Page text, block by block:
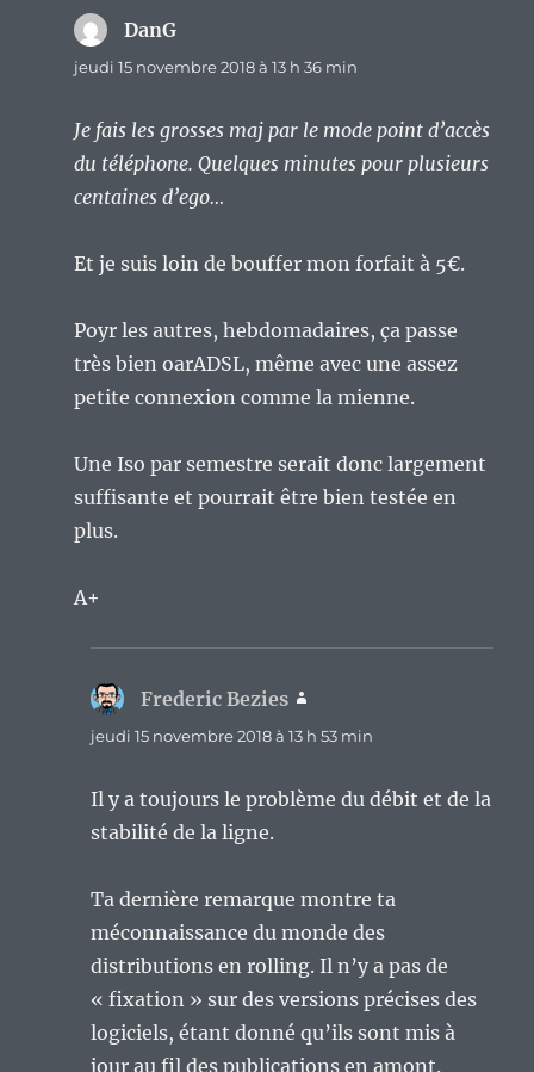
DanG
jeudi 15 novembre 2018 à 13 h 36 min
Je fais les grosses maj par le mode point d’accès
du téléphone. Quelques minutes pour plusieurs
centaines d’ego…
Et je suis loin de bouffer mon forfait à 5€.
Poyr les autres, hebdomadaires, ça passe
très bien oarADSL, même avec une assez
petite connexion comme la mienne.
Une Iso par semestre serait donc largement
suffisante et pourrait être bien testée en
plus.
A+
Frederic Bezies
jeudi 15 novembre 2018 à 13 h 53 min
Il y a toujours le problème du débit et de la
stabilité de la ligne.
Ta dernière remarque montre ta
méconnaissance du monde des
distributions en rolling. Il n’y a pas de
« fixation » sur des versions précises des
logiciels, étant donné qu’ils sont mis à
jour au fil des publications en amont.